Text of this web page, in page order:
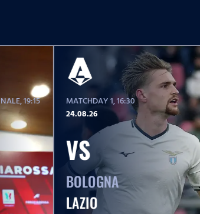
, 19:15
MATCHDAY 1, 16:30
24.08.26
VS
BOLOGNA
LAZIO